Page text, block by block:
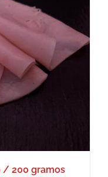
/ 200 gramos